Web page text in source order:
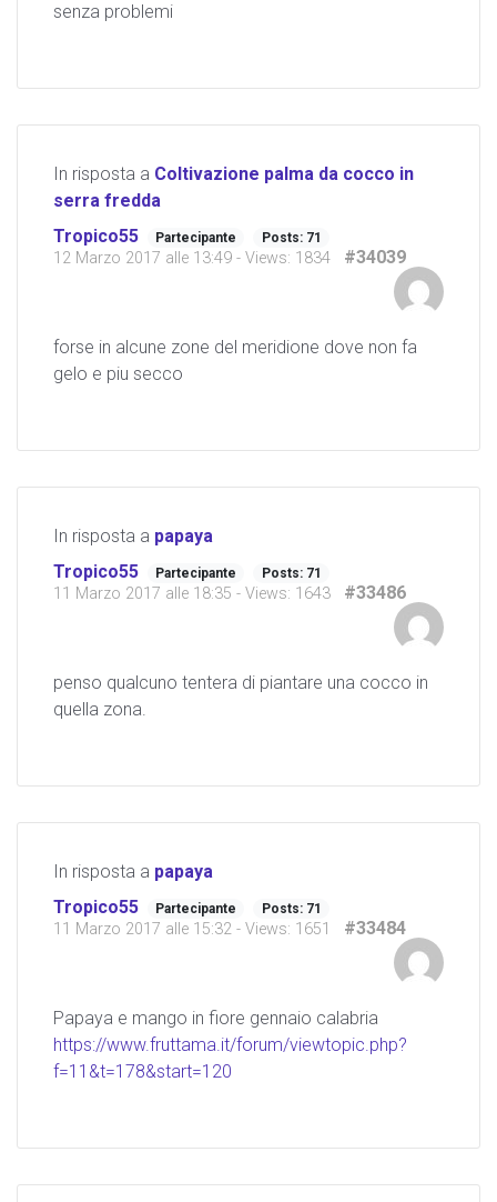
senza problemi
In risposta a Coltivazione palma da cocco in
serra fredda
Tropico55
Partecipante Posts: 71
12 Marzo 2017 alle 13:49 - Views: 1834 #34039
forse in alcune zone del meridione dove non fa
gelo e piu secco
In risposta a papaya
Tropico55
Partecipante Posts: 71
11 Marzo 2017 alle 18:35 - Views: 1643 #33486
penso qualcuno tentera di piantare una cocco in
quella zona.
In risposta a papaya
Tropico55
Partecipante Posts: 71
11 Marzo 2017 alle 15:32 - Views: 1651 #33484
Papaya e mango in fiore gennaio calabria
https://www.fruttama.it/forum/viewtopic.php?
f=11&t=178&start=120